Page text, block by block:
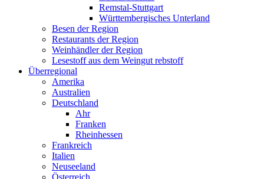
Remstal-Stuttgart
Württembergisches Unterland
Besen der Region
Restaurants der Region
Weinhändler der Region
Lesestoff aus dem Weingut rebstoff
Überregional
Amerika
Australien
Deutschland
Ahr
Franken
Rheinhessen
Frankreich
Italien
Neuseeland
Österreich